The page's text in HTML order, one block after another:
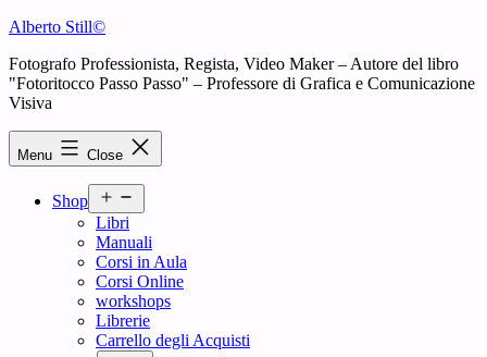
Skip
content
Alberto Still©
Fotografo Professionista, Regista, Video Maker – Autore del libro
"Fotoritocco Passo Passo" – Professore di Grafica e Comunicazione
Visiva
Menu Close
Shop
menu
Libri
Manuali
Corsi in Aula
Corsi Online
workshops
Librerie
Carrello degli Acquisti